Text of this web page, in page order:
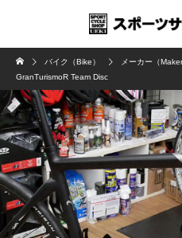
バイク（Bike） メーカー（Maker
GranTurismoR Team Disc